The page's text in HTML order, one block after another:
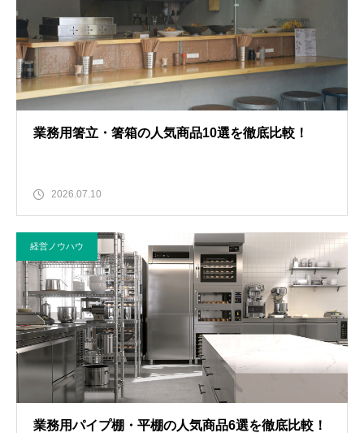
業務用箸立・箸箱の人気商品10選を徹底比較！
2026.07.10
経営ノウハウ
業務用パイプ棚・平棚の人気商品6選を徹底比較！